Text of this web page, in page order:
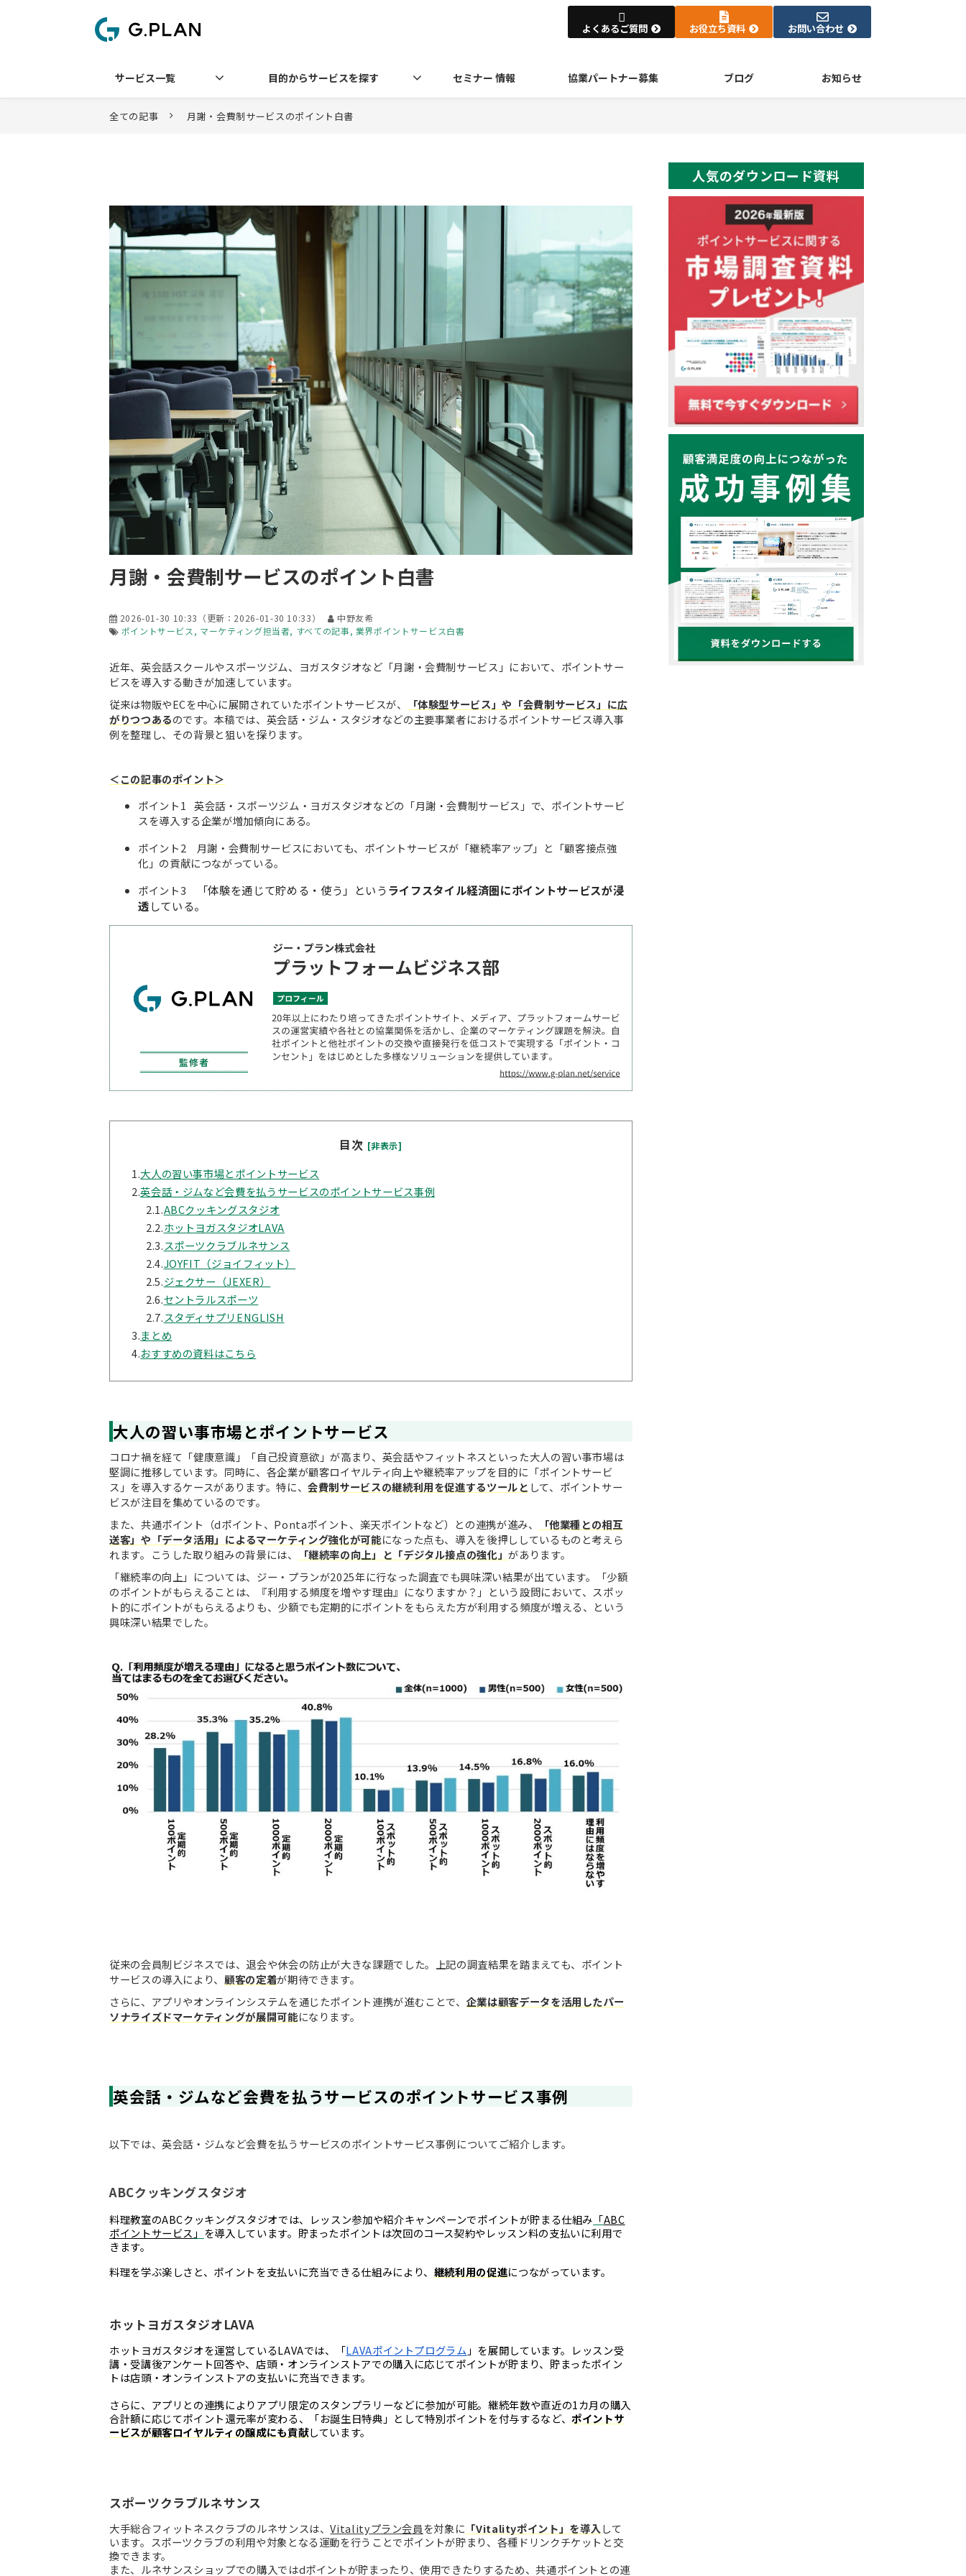
よくあるご質問 お役立ち資料 お問い合わせ
サービス一覧 目的からサービスを探す セミナー 情報 協業パートナー募集 ブログ お知らせ
全ての記事 月謝・会費制サービスのポイント白書
月謝・会費制サービスのポイント白書
2026-01-30 10:33 （更新： 2026-01-30 10:33）
中野友希
ポイントサービス
マーケティング担当者 すべての記事 業界ポイントサービス白書
近年、英会話スクールやスポーツジム、ヨガスタジオなど「月謝・会費制サービス」において、ポイントサー
ビスを導入する動きが加速しています。
従来は物販やECを中心に展開されていたポイントサービスが、
「体験型サービス」や「会費制サービス」に広
がりつつあるのです。本稿では、英会話・ジム・スタジオなどの主要事業者におけるポイントサービス導入事
例を整理し、その背景と狙いを探ります。
＜この記事のポイント＞
ポイント1 英会話・スポーツジム・ヨガスタジオなどの「月謝・会費制サービス」で、ポイントサービ
スを導入する企業が増加傾向にある。
ポイント2 月謝・会費制サービスにおいても、ポイントサービスが「継続率アップ」と「顧客接点強
化」の貢献につながっている。
ポイント3
「体験を通じて貯める・使う」というライフスタイル経済圏にポイントサービスが浸
透している。
目次 [非表示]
1.大人の習い事市場とポイントサービス
2.英会話・ジムなど会費を払うサービスのポイントサービス事例
2.1.ABCクッキングスタジオ
2.2.ホットヨガスタジオLAVA
2.3.スポーツクラブルネサンス
2.4.JOYFIT（ジョイフィット）
2.5.ジェクサー（JEXER）
2.6.セントラルスポーツ
2.7.スタディサプリENGLISH
3.まとめ
4.おすすめの資料はこちら
大人の習い事市場とポイントサービス
コロナ禍を経て「健康意識」「自己投資意欲」が高まり、英会話やフィットネスといった大人の習い事市場は
堅調に推移しています。同時に、各企業が顧客ロイヤルティ向上や継続率アップを目的に「ポイントサービ
ス」を導入するケースがあります。特に、会費制サービスの継続利用を促進するツールと して、ポイントサー
ビスが注目を集めているのです。
また、共通ポイント（dポイント、Pontaポイント、楽天ポイントなど）との連携が進み、
「他業種との相互
送客」や「データ活用」によるマーケティング強化が可能になった点も、導入を後押ししているものと考えら
れます。こうした取り組みの背景には、
「継続率の向上」と「デジタル接点の強化」があります。
「継続率の向上」については、ジー・プランが2025年に行なった調査でも興味深い結果が出ています。「少額
のポイントがもらえることは、『利用する頻度を増やす理由』になりますか？」という設問において、スポッ
ト的にポイントがもらえるよりも、少額でも定期的にポイントをもらえた方が利用する頻度が増える、という
興味深い結果でした。
従来の会員制ビジネスでは、退会や休会の防止が大きな課題でした。上記の調査結果を踏まえても、ポイント
サービスの導入により、顧客の定着が期待できます。
さらに、アプリやオンラインシステムを通じたポイント連携が進むことで、 企業は顧客データを活用したパー
ソナライズドマーケティングが展開可能になります。
英会話・ジムなど会費を払うサービスのポイントサービス事例
以下では、英会話・ジムなど会費を払うサービスのポイントサービス事例についてご紹介します。
ABCクッキングスタジオ
料理教室のABCクッキングスタジオでは、レッスン参加や紹介キャンペーンでポイントが貯まる仕組み 「ABC
ポイントサービス 」 を導入しています。貯まったポイントは次回のコース契約やレッスン料の支払いに利用で
きます。
料理を学ぶ楽しさと、ポイントを支払いに充当できる仕組みにより、 継続利用の促進につながっています。
ホットヨガスタジオLAVA
ホットヨガスタジオを運営しているLAVAでは、「LAVAポイントプログラム 」を展開しています。レッスン受
講・受講後アンケート回答や、店頭・オンラインストアでの購入に応じてポイントが貯まり、貯まったポイン
トは店頭・オンラインストアの支払いに充当できます。
さらに、アプリとの連携によりアプリ限定のスタンプラリーなどに参加が可能。継続年数や直近の1カ月の購入
合計額に応じてポイント還元率が変わる、「お誕生日特典」として特別ポイントを付与するなど、ポイントサ
ービスが顧客ロイヤルティの醸成にも貢献しています。
スポーツクラブルネサンス
大手総合フィットネスクラブのルネサンスは、Vitalityプラン会員を対象に 「Vitalityポイント」を導入して
います。スポーツクラブの利用や対象となる運動を行うことでポイントが貯まり、各種ドリンクチケットと交
換できます。
また、ルネサンスショップでの購入ではdポイントが貯まったり、使用できたりするため、共通ポイントとの連
人気のダウンロード資料